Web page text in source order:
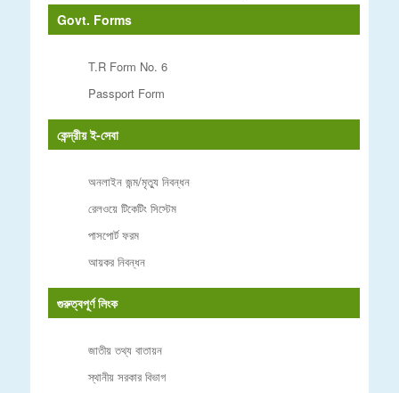
Govt. Forms
T.R Form No. 6
Passport Form
কেন্দ্রীয় ই-সেবা
অনলাইন জন্ম/মৃত্যু নিবন্ধন
রেলওয়ে টিকেটিং সিস্টেম
পাসপোর্ট ফরম
আয়কর নিবন্ধন
গুরুত্বপূর্ণ লিংক
জাতীয় তথ্য বাতায়ন
স্থানীয় সরকার বিভাগ